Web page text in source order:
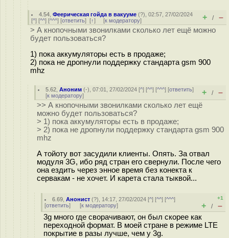
4.54 ,Феерическая гойда в вакууме (?), 02:57, 27/02/2024
[^] [^^] [^^^] [ответить] [↑] [к модератору] + / –
> А кнопочными звонилками сколько лет ещё можно
будет пользоваться?
1) пока аккумуляторы есть в продаже;
2) пока не дропнули поддержку стандарта gsm 900
mhz
5.62 ,Аноним (-), 07:01, 27/02/2024 [^] [^^] [^^^] [ответить]
[к модератору] + / –
>> А кнопочными звонилками сколько лет ещё
можно будет пользоваться?
> 1) пока аккумуляторы есть в продаже;
> 2) пока не дропнули поддержку стандарта gsm 900
mhz
А тойоту вот засудили клиенты. Опять. За отвал
модуля 3G, ибо ряд стран его свернули. После чего
она ездить через энное время без конекта к
сервакам - не хочет. И карета стала тыквой...
6.69 ,Анонист (?), 14:17, 27/02/2024 [^] [^^] [^^^]
[ответить] [к модератору]
+1
+ / –
3g много где сворачивают, он был скорее как
переходной формат. В моей стране в режиме LTE
покрытие в разы лучше, чем у 3g.